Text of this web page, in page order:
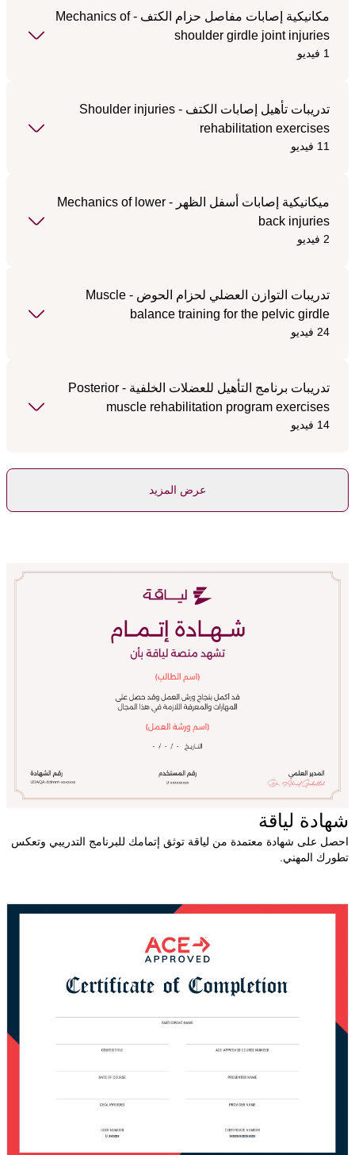
مكانيكية إصابات مفاصل حزام الكتف - Mechanics of
shoulder girdle joint injuries
1 فيديو
تدريبات تأهيل إصابات الكتف - Shoulder injuries
rehabilitation exercises
11 فيديو
ميكانيكية إصابات أسفل الظهر - Mechanics of lower
back injuries
2 فيديو
تدريبات التوازن العضلي لحزام الحوض - Muscle
balance training for the pelvic girdle
24 فيديو
تدريبات برنامج التأهيل للعضلات الخلفية - Posterior
muscle rehabilitation program exercises
14 فيديو
عرض المزيد
شهادة لياقة
احصل على شهادة معتمدة من لياقة توثق إتمامك للبرنامج التدريبي وتعكس
تطورك المهني.